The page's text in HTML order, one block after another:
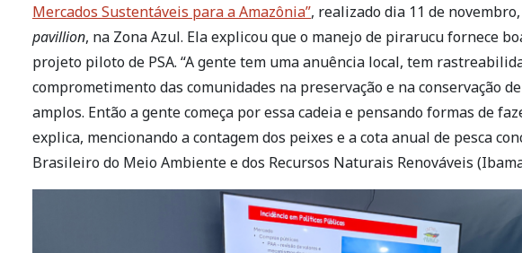
Mercados Sustentáveis para a Amazônia”, realizado dia 11 de
pavillion, na Zona Azul. Ela explicou que o manejo de pirarucu fornece
projeto piloto de PSA. “A gente tem uma anuência local, tem
comprometimento das comunidades na preservação e na conservação
amplos. Então a gente começa por essa cadeia e pensando formas de
explica, mencionando a contagem dos peixes e a cota anual de pesca
Brasileiro do Meio Ambiente e dos Recursos Naturais Renováveis